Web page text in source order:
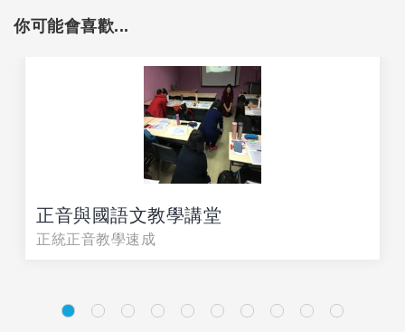
你可能會喜歡...
正音與國語文教學講堂
正統正音教學速成